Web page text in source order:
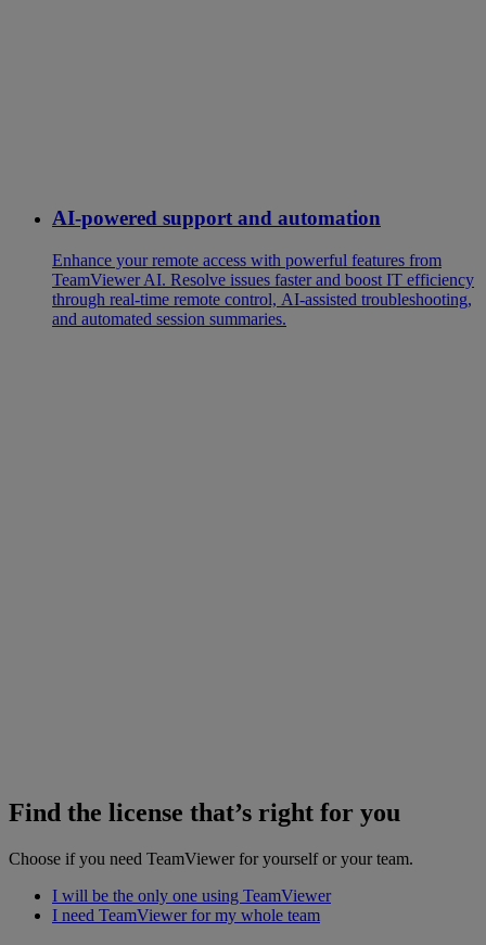
AI-powered support and automation
Enhance your remote access with powerful features from
TeamViewer AI. Resolve issues faster and boost IT efficiency
through real-time remote control, AI-assisted troubleshooting,
and automated session summaries.
Find the license that’s right for you
Choose if you need TeamViewer for yourself or your team.
I will be the only one using TeamViewer
I need TeamViewer for my whole team